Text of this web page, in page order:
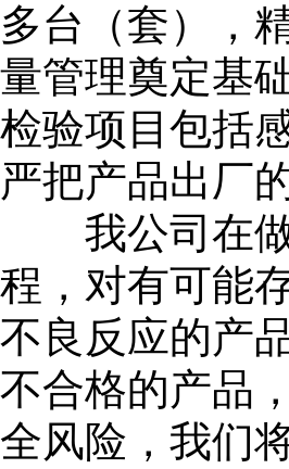
多台（套），
量管理奠定基
检验项目包括
严把产品出厂
我公司在做
程，对有可能
不良反应的产
不合格的产品
全风险，我们